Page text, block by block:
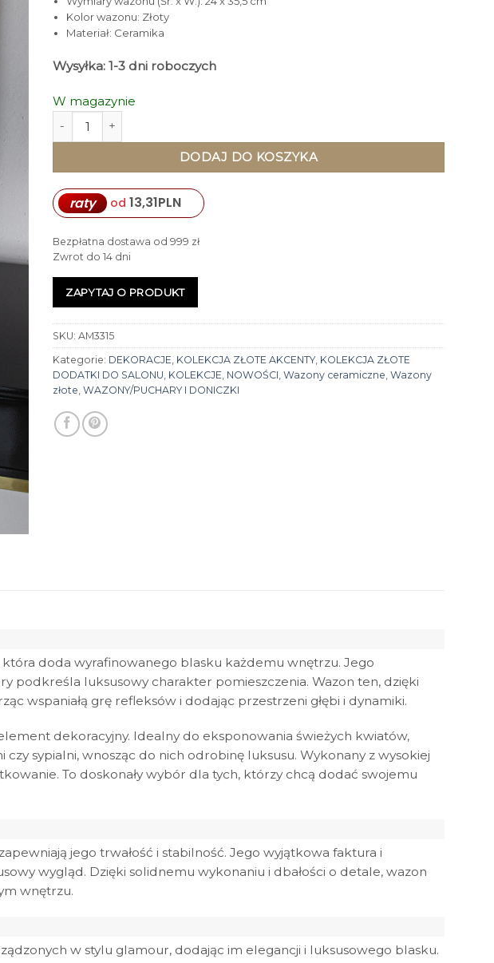
Kolor wazonu: Złoty
Materiał: Ceramika
Wysyłka: 1-3 dni roboczych
W magazynie
ilość WAZON złoty, wyjątkowa faktura, designerski kształt, styl glamour
DODAJ DO KOSZYKA
raty od 13,31PLN
Bezpłatna dostawa od 999 zł
Zwrot do 14 dni
ZAPYTAJ O PRODUKT
SKU:AM3315
Kategorie: DEKORACJE KOLEKCJA ZŁOTE AKCENTY, KOLEKCJA ZŁOTE
DODATKI DO SALONU KOLEKCJE NOWOŚCI ,Wazony ceramiczne ,Wazony
złote ,WAZONY/PUCHARY I DONICZKI
doda wyrafinowanego blasku każdemu wnętrzu. Jego
podkreśla luksusowy charakter pomieszczenia. Wazon ten, dzięki
wspaniałą grę refleksów i dodając przestrzeni głębi i dynamiki.
dekoracyjny. Idealny do eksponowania świeżych kwiatów,
sypialni, wnosząc do nich odrobinę luksusu. Wykonany z wysokiej
To doskonały wybór dla tych, którzy chcą dodać swojemu
jego trwałość i stabilność. Jego wyjątkowa faktura i
wygląd. Dzięki solidnemu wykonaniu i dbałości o detale, wazon
wnętrzu.
w stylu glamour, dodając im elegancji i luksusowego blasku.